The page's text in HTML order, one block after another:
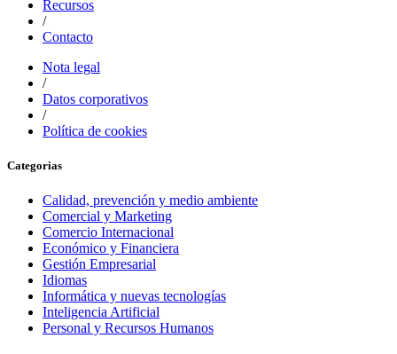
Recursos
/
Contacto
Nota legal
/
Datos corporativos
/
Política de cookies
Categorias
Calidad, prevención y medio ambiente
Comercial y Marketing
Comercio Internacional
Económico y Financiera
Gestión Empresarial
Idiomas
Informática y nuevas tecnologías
Inteligencia Artificial
Personal y Recursos Humanos